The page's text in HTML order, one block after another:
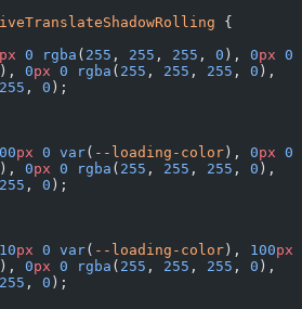
{
px 0 rgba ( 255 , 255 , 255 , 0 ), 0px 0
), 0px 0 rgba ( 255 , 255 , 255 , 0
255 , 0 );
px 0 var( --loading-color ), 0px 0
), 0px 0 rgba ( 255 , 255 , 255 , 0
255 , 0 );
px 0 var( --loading-color ), 100px
), 0px 0 rgba ( 255 , 255 , 255 , 0
255 , 0 );